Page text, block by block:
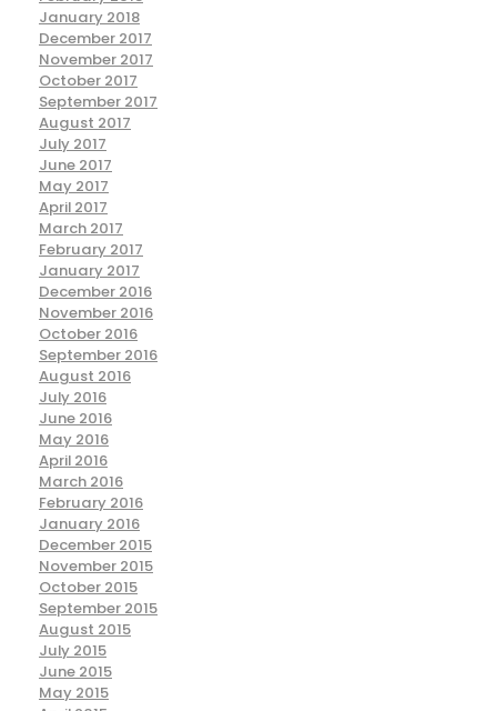
January 2018
December 2017
November 2017
October 2017
September 2017
August 2017
July 2017
June 2017
May 2017
April 2017
March 2017
February 2017
January 2017
December 2016
November 2016
October 2016
September 2016
August 2016
July 2016
June 2016
May 2016
April 2016
March 2016
February 2016
January 2016
December 2015
November 2015
October 2015
September 2015
August 2015
July 2015
June 2015
May 2015